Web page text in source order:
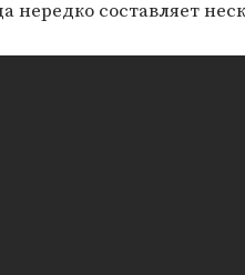
нередко составляет